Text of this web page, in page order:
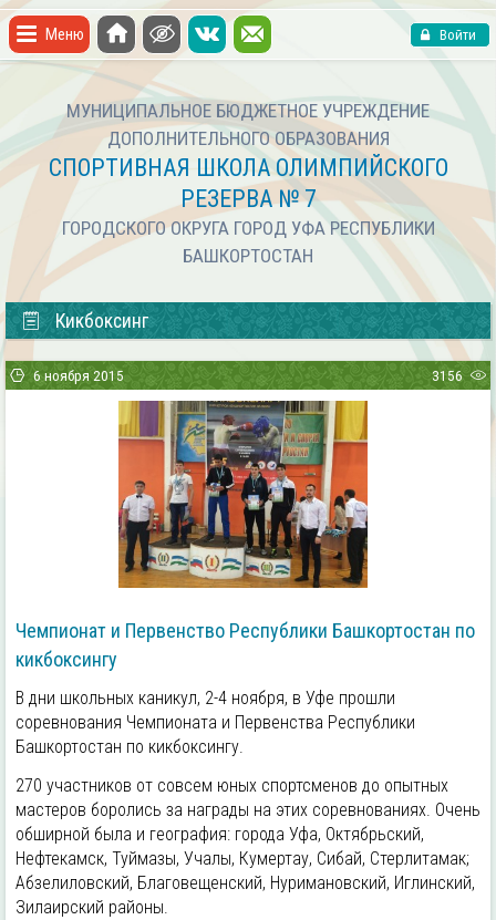
Меню Войти
МУНИЦИПАЛЬНОЕ БЮДЖЕТНОЕ УЧРЕЖДЕНИЕ
ДОПОЛНИТЕЛЬНОГО ОБРАЗОВАНИЯ
СПОРТИВНАЯ ШКОЛА ОЛИМПИЙСКОГО
РЕЗЕРВА № 7
ГОРОДСКОГО ОКРУГА ГОРОД УФА РЕСПУБЛИКИ
БАШКОРТОСТАН
Кикбоксинг
6 ноября 2015 3156
Чемпионат и Первенство Республики Башкортостан по
кикбоксингу
В дни школьных каникул, 2-4 ноября, в Уфе прошли
соревнования Чемпионата и Первенства Республики
Башкортостан по кикбоксингу.
270 участников от совсем юных спортсменов до опытных
мастеров боролись за награды на этих соревнованиях. Очень
обширной была и география: города Уфа, Октябрьский,
Нефтекамск, Туймазы, Учалы, Кумертау, Сибай, Стерлитамак;
Абзелиловский, Благовещенский, Нуримановский, Иглинский,
Зилаирский районы.